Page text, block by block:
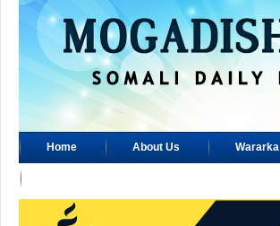
Home About Us Wararka